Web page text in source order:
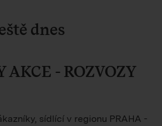
dnes
AKCE - ROZVOZY
sídlící v regionu PRAHA -